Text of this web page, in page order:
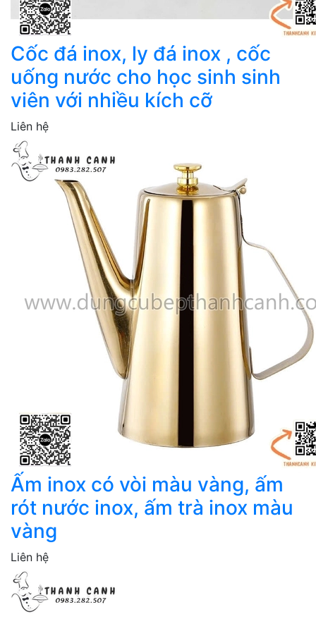
Cốc đá inox, ly đá inox , cốc
uống nước cho học sinh sinh
viên với nhiều kích cỡ
Liên hệ
Ấm inox có vòi màu vàng, ấm
rót nước inox, ấm trà inox màu
vàng
Liên hệ